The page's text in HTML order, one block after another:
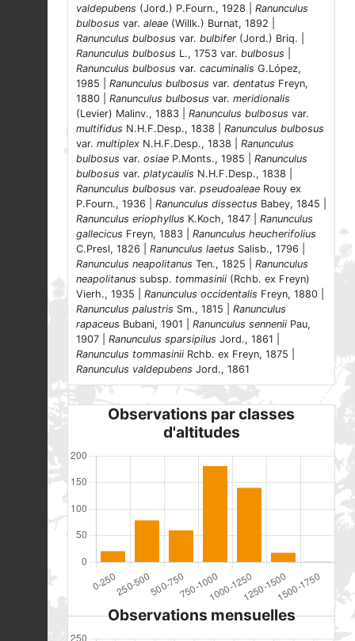
valdepubens (Jord.) P.Fourn., 1928 | Ranunculus
bulbosus var. aleae (Willk.) Burnat, 1892 |
Ranunculus bulbosus var. bulbifer (Jord.) Briq. |
Ranunculus bulbosus L., 1753 var. bulbosus
Ranunculus bulbosus var. cacuminalis G.López,
1985 | Ranunculus bulbosus var. dentatus Freyn,
1880 | Ranunculus bulbosus var. meridionalis
(Levier) Malinv., 1883 | Ranunculus bulbosus var.
multifidus N.H.F.Desp., 1838 | Ranunculus bulbosus
var. multiplex N.H.F.Desp., 1838 | Ranunculus
bulbosus var. osiae P.Monts., 1985 | Ranunculus
bulbosus var. platycaulis N.H.F.Desp., 1838 |
Ranunculus bulbosus var. pseudoaleae Rouy ex
P.Fourn., 1936 | Ranunculus dissectus Babey, 1845 |
Ranunculus eriophyllus K.Koch, 1847 | Ranunculus
gallecicus Freyn, 1883 | Ranunculus heucherifolius
C.Presl, 1826 | Ranunculus laetus Salisb., 1796 |
Ranunculus neapolitanus Ten., 1825 | Ranunculus
neapolitanus subsp. tommasinii (Rchb. ex Freyn)
Vierh., 1935 | Ranunculus occidentalis Freyn, 1880 |
Ranunculus palustris Sm., 1815 | Ranunculus
rapaceus Bubani, 1901 | Ranunculus sennenii Pau,
1907 | Ranunculus sparsipilus Jord., 1861 |
Ranunculus tommasinii Rchb. ex Freyn, 1875 |
Ranunculus valdepubens Jord., 1861
Observations par classes
d'altitudes
Observations mensuelles